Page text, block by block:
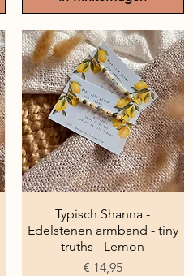
Snel overzicht
Typisch Shanna -
Edelstenen armband - tiny
truths - Lemon
Prijs
€ 14,95